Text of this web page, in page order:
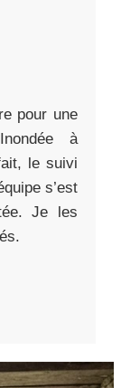
pour une
à
le suivi
s’est
Je les